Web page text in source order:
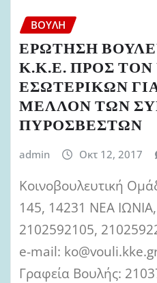
ΒΟΥΛΉ
ΕΡΩΤΗΣΗ
Κ.Κ.Ε. ΠΡΟΣ
ΕΣΩΤΕΡΙΚΩΝ
ΜΕΛΛΟΝ ΤΩΝ
ΠΥΡΟΣΒΕΣΤΩΝ
admin Οκτ 12, 2017
Κοινοβουλευτική
145, 14231 ΝΕΑ
2102592105,
e-mail:
Γραφεία Βουλής: